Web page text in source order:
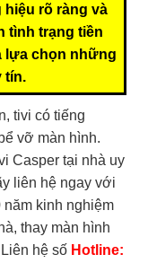
hiệu rõ ràng và
tình trạng tiền
lựa chọn những
tín.
tivi có tiếng
vỡ màn hình.
Casper tại nhà uy
liên hệ ngay với
kinh nghiệm
thay màn hình
hệ số Hotline: